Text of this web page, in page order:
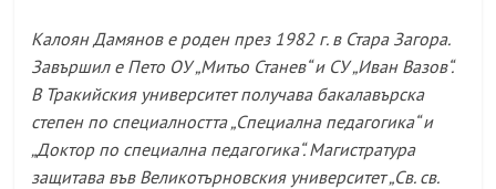
Калоян Дамянов е роден през 1982 г. в Стара Загора.
Завършил е Пето ОУ „Митьо Станев“ и СУ „Иван Вазов“.
В Тракийския университет получава бакалавърска
степен по специалността „Специална педагогика“ и
„Доктор по специална педагогика“. Магистратура
защитава във Великотърновския университет „Св. св.